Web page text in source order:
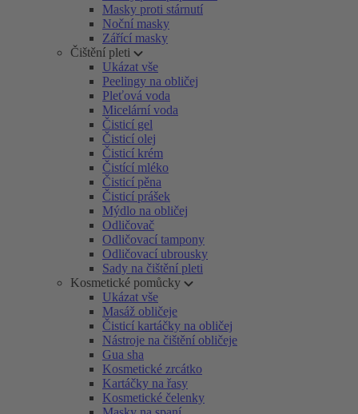
Masky proti stárnutí
Noční masky
Zářící masky
Čištění pleti
Ukázat vše
Peelingy na obličej
Pleťová voda
Micelární voda
Čisticí gel
Čisticí olej
Čisticí krém
Čistící mléko
Čisticí pěna
Čisticí prášek
Mýdlo na obličej
Odličovač
Odličovací tampony
Odličovací ubrousky
Sady na čištění pleti
Kosmetické pomůcky
Ukázat vše
Masáž obličeje
Čisticí kartáčky na obličej
Nástroje na čištění obličeje
Gua sha
Kosmetické zrcátko
Kartáčky na řasy
Kosmetické čelenky